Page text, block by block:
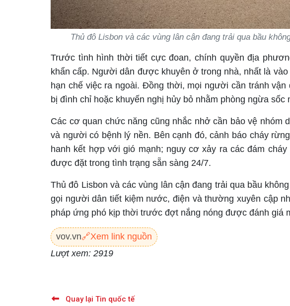
Thủ đô Lisbon và các vùng lân cận đang trải qua bầu
Trước tình hình thời tiết cực đoan, chính quyền địa
khẩn cấp. Người dân được khuyên ở trong nhà, nhất là
hạn chế việc ra ngoài. Đồng thời, mọi người cần tránh
bị đình chỉ hoặc khuyến nghị hủy bỏ nhằm phòng ngừa sốc
Các cơ quan chức năng cũng nhắc nhở cần bảo vệ nhóm
và người có bệnh lý nền. Bên cạnh đó, cảnh báo cháy
hanh kết hợp với gió mạnh; nguy cơ xảy ra các đám
được đặt trong tình trạng sẵn sàng 24/7.
Thủ đô Lisbon và các vùng lân cận đang trải qua bầu
gọi người dân tiết kiệm nước, điện và thường xuyên cập
pháp ứng phó kịp thời trước đợt nắng nóng được đánh giá
vov.vn🔗Xem link nguồn
Lượt xem: 2919
Quay lại Tin quốc tế